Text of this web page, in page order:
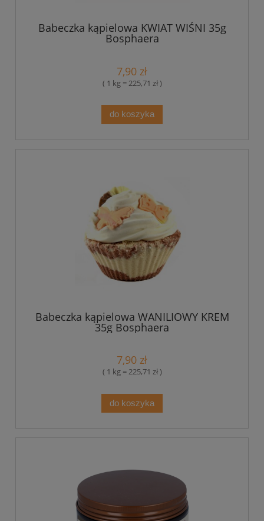
Babeczka kąpielowa KWIAT WIŚNI 35g
Bosphaera
7,90 zł
( 1 kg = 225,71 zł )
do koszyka
Babeczka kąpielowa WANILIOWY KREM
35g Bosphaera
7,90 zł
( 1 kg = 225,71 zł )
do koszyka